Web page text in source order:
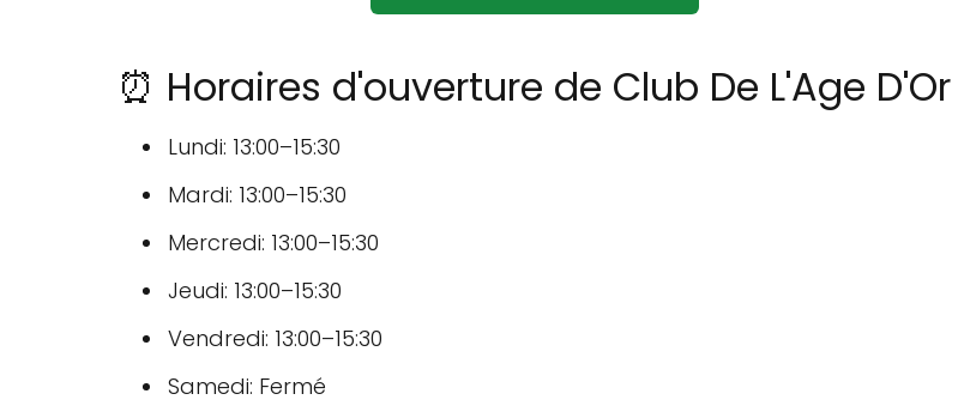
⏰ Horaires d'ouverture de Club De L'Age D'Or
Lundi: 13:00–15:30
Mardi: 13:00–15:30
Mercredi: 13:00–15:30
Jeudi: 13:00–15:30
Vendredi: 13:00–15:30
Samedi: Fermé